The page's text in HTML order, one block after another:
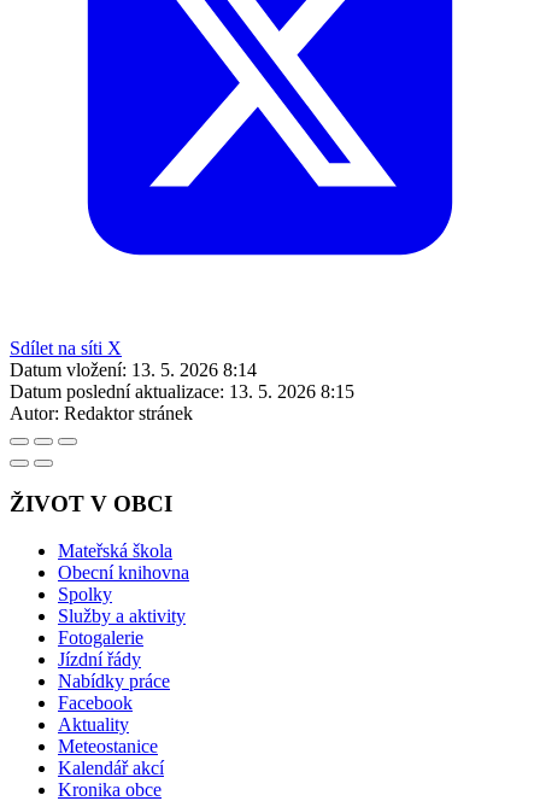
Sdílet na síti X
Datum vložení: 13. 5. 2026 8:14
Datum poslední aktualizace: 13. 5. 2026 8:15
Autor: Redaktor stránek
ŽIVOT V OBCI
Mateřská škola
Obecní knihovna
Spolky
Služby a aktivity
Fotogalerie
Jízdní řády
Nabídky práce
Facebook
Aktuality
Meteostanice
Kalendář akcí
Kronika obce